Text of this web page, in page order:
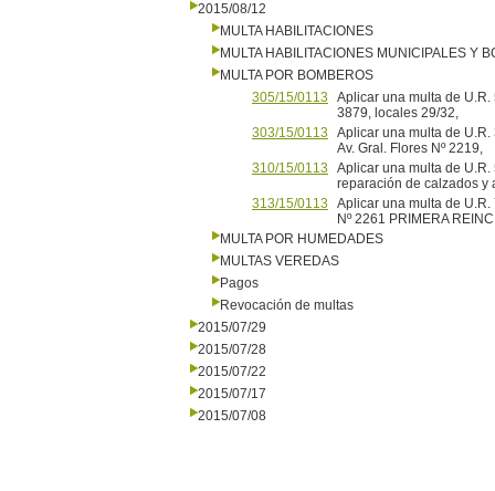
2015/08/12
MULTA HABILITACIONES
MULTA HABILITACIONES MUNICIPALES Y
MULTA POR BOMBEROS
305/15/0113
Aplicar una multa de
3879, locales 29/32,
303/15/0113
Aplicar una multa de U.R.
Av. Gral. Flores Nº 2219,
310/15/0113
Aplicar una multa de
reparación de calzados y
313/15/0113
Aplicar una multa de
Nº 2261 PRIMERA
MULTA POR HUMEDADES
MULTAS VEREDAS
Pagos
Revocación de multas
2015/07/29
2015/07/28
2015/07/22
2015/07/17
2015/07/08